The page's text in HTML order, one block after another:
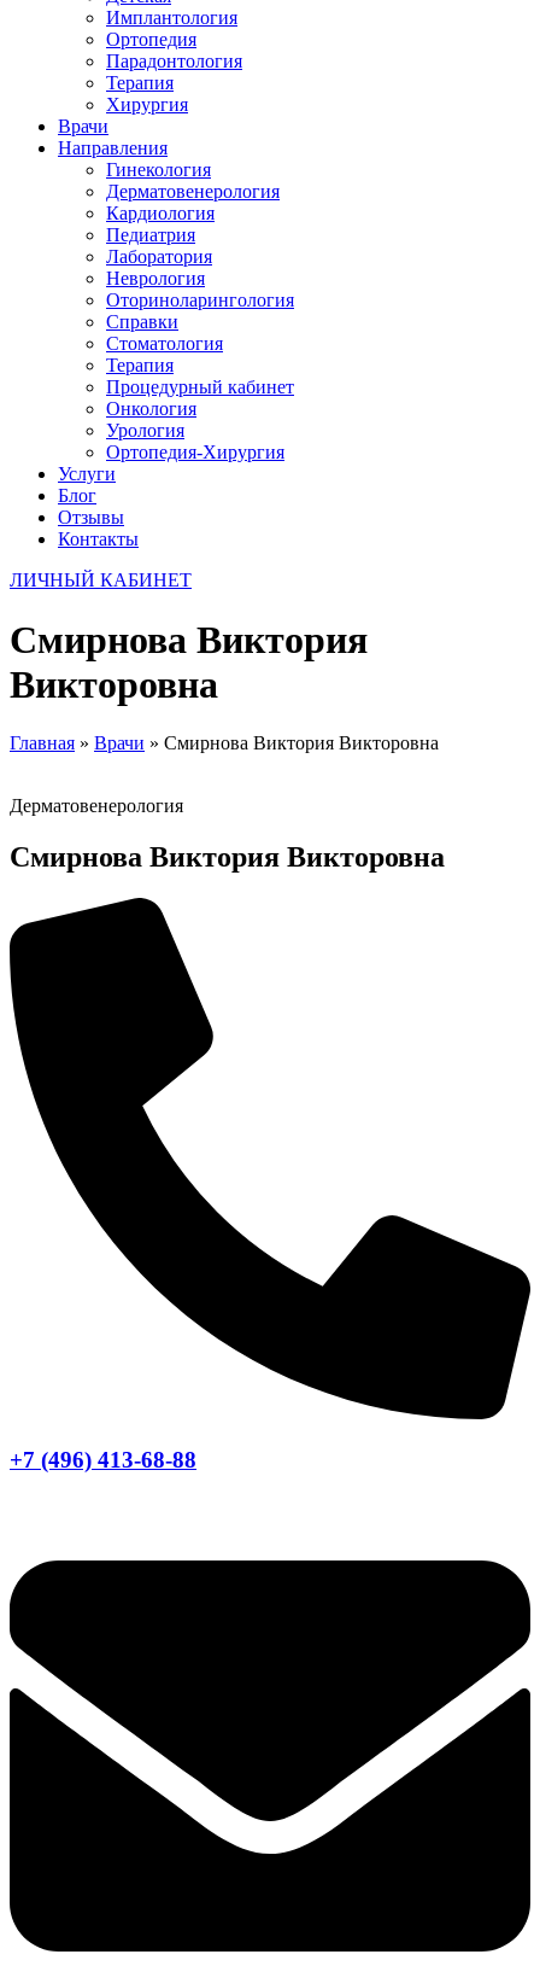
Имплантология
Ортопедия
Парадонтология
Терапия
Хирургия
Врачи
Направления
Гинекология
Дерматовенерология
Кардиология
Педиатрия
Лаборатория
Неврология
Оториноларингология
Справки
Стоматология
Терапия
Процедурный кабинет
Онкология
Урология
Ортопедия-Хирургия
Услуги
Блог
Отзывы
Контакты
ЛИЧНЫЙ КАБИНЕТ
Смирнова Виктория
Викторовна
Главная » Врачи » Смирнова Виктория Викторовна
Дерматовенерология
Смирнова Виктория Викторовна
+7 (496) 413-68-88